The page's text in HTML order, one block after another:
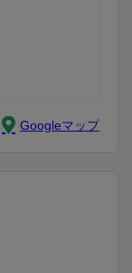
Googleマップ